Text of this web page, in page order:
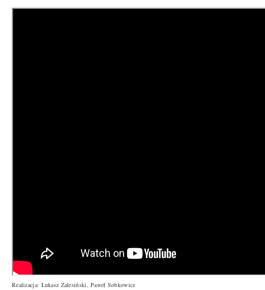
Realizacja: Łukasz Zalesiński, Paweł Sobkowicz